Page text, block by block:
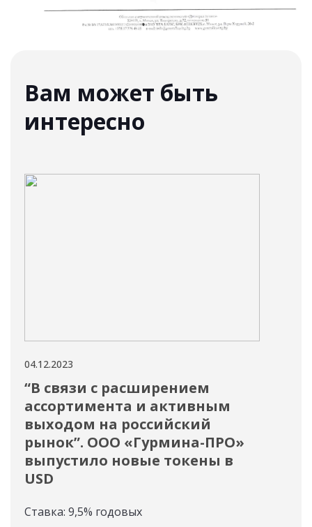
Вам может быть
интересно
04.12.2023
“В связи с расширением
ассортимента и активным
выходом на российский
рынок”. ООО «Гурмина-ПРО»
выпустило новые токены в
USD
Ставка: 9,5% годовых